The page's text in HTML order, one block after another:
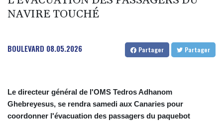
CNY 7.796165
CNH 7.792791
CUC 1.155398
CUP 30.61805
CVE 110.22332
NAVIRE TOUCHÉ
BOULEVARD 08.05.2026 Partager Partager
Le directeur général de l'OMS Tedros Adhanom
Ghebreyesus, se rendra samedi aux Canaries pour
coordonner l'évacuation des passagers du paquebot